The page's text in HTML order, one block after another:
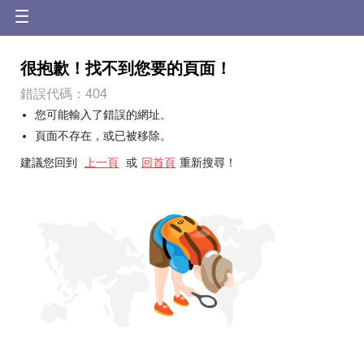
很抱歉！找不到您要的頁面！
錯誤代碼：404
您可能輸入了錯誤的網址。
頁面不存在，或已被移除。
建議您回到 上一頁 或 回首頁 重新搜尋！